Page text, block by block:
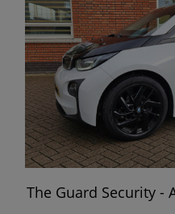
The Guard Security -